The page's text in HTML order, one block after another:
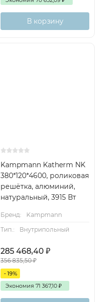
В корзину
Kampmann Katherm NK
380*120*4600, роликовая
решётка, алюминий,
натуральный, 3915 Вт
Бренд:
Kampmann
Тип.:
Внутрипольный
285 468,40 ₽
356 835,50₽
- 19%
Экономия 71 367,10 ₽